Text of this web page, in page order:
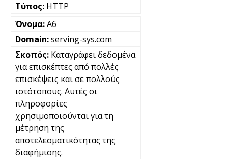
HTTP
A6
serving-sys.com
Καταγράφει δεδομένα
για επισκέπτες από πολλές
επισκέψεις και σε πολλούς
ιστότοπους. Αυτές οι
πληροφορίες
χρησιμοποιούνται για τη
μέτρηση της
αποτελεσματικότητας της
διαφήμισης.